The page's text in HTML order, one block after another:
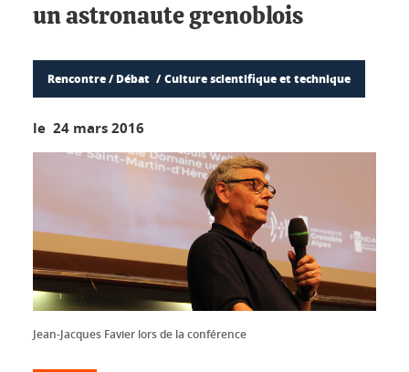
un astronaute grenoblois
Rencontre / Débat Culture scientifique et technique
le 24 mars 2016
Jean-Jacques Favier lors de la conférence